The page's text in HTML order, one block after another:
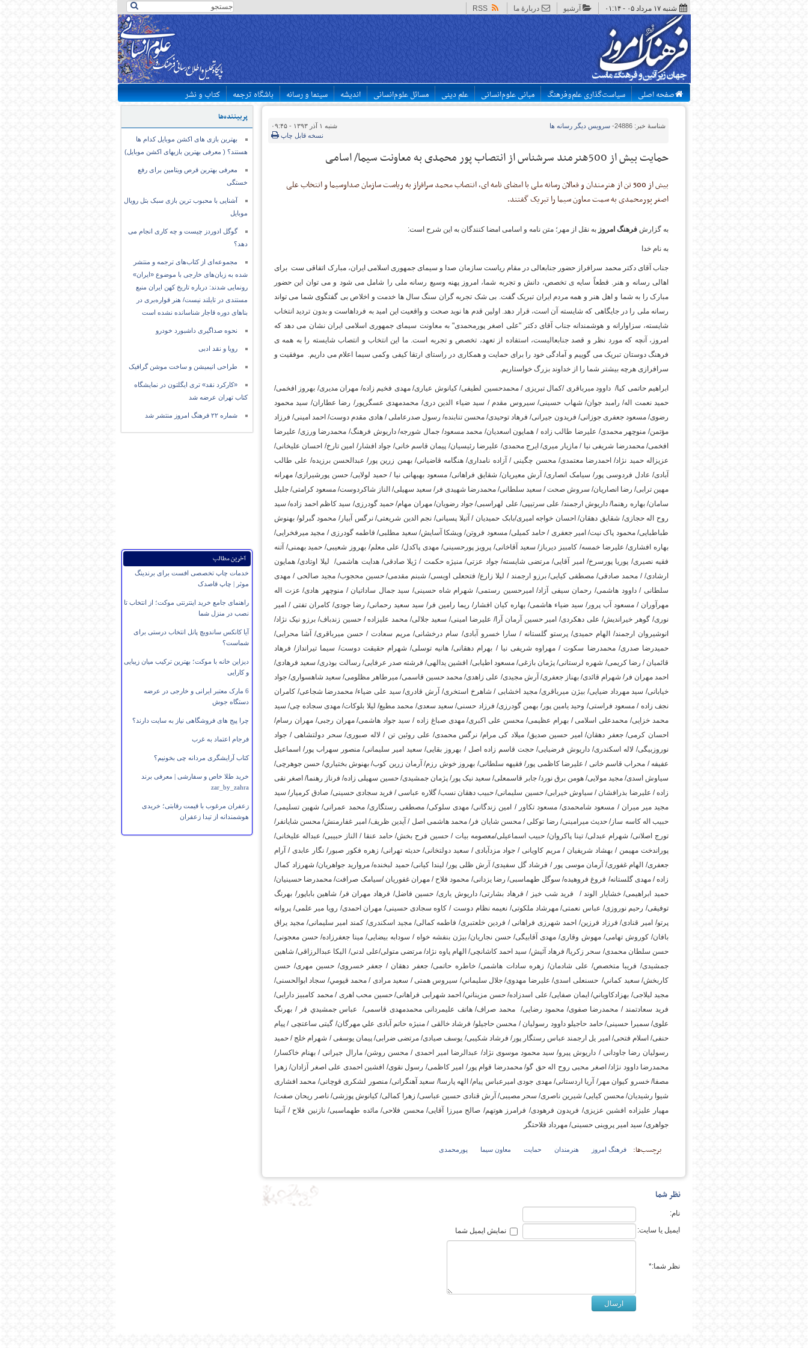
شنبه ۱۷ مرداد ۰۵ - ۰۱:۱۴ آرشیو دربارهٔ ما RSS
پایگاه اطلاع رسانی فرهنگ
امروز
صفحه اصلی سیاست‌گذاری علم‌وفرهنگ مبانی علوم‌انسانی علم دینی مسائل علوم‌انسانی اندیشه سینما و رسانه باشگاه ترجمه کتاب و نشر
پربیننده‌ها
بهترین بازی های اکشن موبایل کدام ها
هستند؟ ( معرفی بهترین بازیهای اکشن موبایل)
معرفی بهترین قرص ویتامین برای رفع
خستگی
آشنایی با محبوب ترین بازی سبک بتل رویال
موبایل
گوگل ادوردز چیست و چه کاری انجام می
دهد؟
مجموعه‌ای از کتاب‌های ترجمه و منتشر
شده به زبان‌های خارجی با موضوع «ایران»
رونمایی شدند: درباره تاریخ کهن ایران منبع
مستندی در تایلند نیست/ هنر قواره‌بری در
بناهای دوره قاجار شناسانده نشده است
نحوه صداگیری داشبورد خودرو
رویا و نقد ادبی
طراحی انیمیشن و ساخت موشن گرافیک
«کارکرد نقد» تری ایگلتون در نمایشگاه
کتاب تهران عرضه شد
شماره ۲۲ فرهنگ امروز منتشر شد
آخرین مطالب
خدمات چاپ تخصصی افست برای برندینگ
موثر | چاپ قاصدک
راهنمای جامع خرید اینترنتی موکت؛ از انتخاب تا
نصب در منزل شما
آیا کانکس ساندویچ پانل انتخاب درستی برای
شماست؟
دیزاین خانه با موکت؛ بهترین ترکیب میان زیبایی
و کارایی
6 مارک معتبر ایرانی و خارجی در عرضه
دستگاه جوش
چرا پیج های فروشگاهی نیاز به سایت دارند؟
فرجام اعتماد به غرب
کتاب آرایشگری مردانه چی بخونیم؟
خرید طلا خاص و سفارشی | معرفی برند
zar_by_zahra
زعفران مرغوب با قیمت رقابتی؛ خریدی
هوشمندانه از تیدا زعفران
شنبه ۱ آذر ۱۳۹۳ - ۰۹:۴۵ شناسهٔ خبر: 24886 - سرویس دیگر رسانه ها
نسخه قابل چاپ
حمایت بیش از 500هنرمند سرشناس از انتصاب پور محمدی به معاونت سیما/ اسامی
بیش از 500 تن از هنرمندان و فعالان رسانه ملی با امضای نامه ای، انتصاب محمد سرافراز به ریاست سازمان صداوسیما و انتخاب علی
اصغر پورمحمدی به سمت معاون سیما را تبریک گفتند.
به گزارش فرهنگ امروز به نقل از مهر؛ متن نامه و اسامی امضا کنندگان به این شرح است:
به نام خدا
جناب آقای دکتر محمد سرافراز حضور جنابعالی در مقام ریاست سازمان صدا و سیمای جمهوری اسلامی ایران، ‌مبارک اتفاقی ست برای
اهالی رسانه و هنر. قطعاً سایه ی تخصص، دانش و تجربه شما، ‌امروز پهنه وسیع رسانه ملی را شامل می شود و می توان این حضور
مبارک را به شما و اهل هنر و همه مردم ایران تبریک گفت. بی شک تجربه گران سنگ سال ها خدمت و اخلاص بی گفتگوی شما می تواند
رسانه ملی را در جایگاهی که شایسته آن است، قرار دهد. اولین قدم ها نوید صحت و واقعیت این امید به فرداهاست و بدون تردید انتخاب
شایسته، سزاوارانه و هوشمندانه جناب آقای دکتر "علی اصغر پورمحمدی" به معاونت سیمای جمهوری اسلامی ایران نشان می دهد که
امروز، آنچه که مورد نظر و قصد جنابعالیست، استفاده از تعهد، تخصص و تجربه است. ما این انتخاب و انتصاب شایسته را به همه ی
فرهنگ دوستان تبریک می گوییم و آمادگی خود را برای حمایت و همکاری در راستای ارتقا کیفی وکمی سیما اعلام می داریم. موفقیت و
سرافرازی هرچه بیشتر شما را از خداوند بزرگ خواستاریم.
ابراهیم حاتمی کیا/ داوود میرباقری /کمال تبریزی / محمدحسین لطیفی/ کیانوش عیاری/ مهدی فخیم زاده/ مهران مدیری/ بهروز افخمی/
حمید نعمت اله/ رامبد جوان/ شهاب حسینی/ سیروس مقدم / سید ضیاء الدین دری/ محمدمهدی عسگرپور/ رضا عطاران/ سید محمود
رضوی/ مسعود جعفری جوزانی/ فریدون جیرانی/ فرهاد توحیدی/ محسن تنابنده/ رسول صدرعاملی / هادی مقدم دوست/ احمد امینی/ فرزاد
مؤتمن/ منوچهر محمدی/ علیرضا طالب زاده / همایون اسعدیان/ محمد مسعود/ جمال شورجه/ داریوش فرهنگ/ محمدرضا ورزی/ علیرضا
افخمی/ محمدرضا شریفی نیا / مازیار میری/ ایرج محمدی/ علیرضا رئیسیان/ پیمان قاسم خانی/ جواد افشار/ امین تارخ/ احسان علیخانی/
عزیزاله حمید نژاد/ احمدرضا معتمدی/ محسن چگینی / آزاده نامداری/ هنگامه قاضیانی/ بهمن زرین پور/ عبدالحسن برزیده/ علی طالب
آبادی/ عادل فردوسی پور/ سیامک انصاری/ آرش معیریان/ شقایق فراهانی/ مسعود بهبهانی نیا / حمید لولایی/ حسن پورشیرازی/ مهرانه
مهین ترابی/ رضا انصاریان/ سروش صحت / سعید سلطانی/ محمدرضا شهیدی فر/ سعید سهیلی/ الناز شاکردوست/ مسعود کرامتی/ جلیل
سامان/ بهاره رهنما/ داریوش ارجمند/ علی سرتیپی/ علی لهراسبی/ جواد رضويان/ مهران مهام/ حمید گودرزی/ سید کاظم احمد زاده/ سید
روح اله حجازی/ شقایق دهقان/ احسان خواجه امیری/بابک حمیدیان / آتیلا پسیانی/ نجم الدین شریعتی/ نرگس آبیار/ محمود گبرلو/ بهنوش
طباطبایی/ محمود پاک نیت/ امیر جعفری / حامد کمیلی/ مسعود فروتن/ ویشکا آسایش/ سعید مطلبی/ فاطمه گودرزی / مجید میرفخرایی/
بهاره افشاری/ علیرضا خمسه/ کامبیز دیرباز/ سعید آقاخانی/ پرویز پورحسینی/ مهدی پاکدل/ علی معلم/ بهروز شعیبی/ حمید بهمنی/ آتنه
فقیه نصیری/ پوریا پورسرخ/ امیر آقایی/ مرتضی شایسته/ جواد عزتی/ منیژه حکمت / ژیلا صادقی/ هدایت هاشمی/ لیلا اوتادی/ همایون
ارشادی/ / محمد صادقی/ مصطفی کیایی/ برزو ارجمند / لیلا زارع/ فتحعلی اویسی/ شبنم مقدمی/ حسین محجوب/ مجید صالحی / مهدی
سلطانی / داوود هاشمی/ رحمان سیفی آزاد/ امیرحسین رستمی/ شهرام شاه حسینی/ سید جمال ساداتیان / منوچهر هادی/ عزت اله
مهرآوران / مسعود آب پرور/ سید ضیاء هاشمی/ بهاره کیان افشار/ ریما رامین فر/ سید سعید رحمانی/ رضا جودی/ کامران تفتی / امیر
نوری/ گوهر خیراندیش/ علی دهکردی/ امیر حسین آرمان آرا/ علیرضا امینی/ سعید جلالی/ محمد علیزاده / حسین زندباف/ برزو نیک نژاد/
انوشیروان ارجمند/ الهام حمیدی/ پرستو گلستانه / سارا خسرو آبادی/ سام درخشانی/ مریم سعادت / حسن میرباقری/ آشا محرابی/
حمیدرضا صدری/ محمدرضا سکوت / مهراوه شریفی نیا / بهرام دهقانی/ هانیه توسلی/ شهرام حقیقت دوست/ سیما تیرانداز/ فرهاد
قائمیان / رضا کریمی/ شهره لرستانی/ پژمان بازغی/ مسعود اطیابی/ افشین یدالهی/ فرشته صدر عرفایی/ رسالت بوذری/ سعید فرهادی/
احمد مهران فر/ شهرام قائدی/ بهناز جعفری/ آرش مجیدی/ علی زاهدی/ محمد حسین قاسمی/ میرطاهر مظلومی/ سعید شاهسواری/ جواد
خیابانی/ سید مهرداد ضیایی/ بیژن میرباقری/ مجید اخشابی / شاهرخ استخری/ آرش قادری/ سید علی ضیاء/ محمدرضا شجاعی/ کامران
نجف زاده / مسعود فراستی/ وحید یامین پور/ بهمن گودرزی/ فرزاد حسنی/ سعید سعدی/ محمد مطیع/ لیلا بلوکات/ مهدی سجاده چی/ سید
محمد خزایی/ محمدعلی اسلامی / بهرام عظیمی/ محسن علی اکبری/ مهدی صباغ زاده / سید جواد هاشمی/ مهران رجبی/ مهران رسام/
احسان کرمی/ جعفر دهقان/ امیر حسین صدیق/ میلاد کی مرام/ نرگس محمدی/ علی روئین تن / لاله صبوری/ سحر دولتشاهی / جواد
نوروزبیگی/ لاله اسکندری/ داریوش فرضیایی/ حجت قاسم زاده اصل / بهروز بقایی/ سعید امیر سلیمانی/ منصور سهراب پور/ اسماعیل
عفیفه / محراب قاسم خانی / علیرضا کاظمی پور/ فقیهه سلطانی/ بهروز خوش رزم/ آرمان زرین کوب/ بهنوش بختياري/ حسن جوهرچی/
سیاوش اسدی/ مجید مولایی/ هومن برق نورد/ جابر قاسمعلی/ سعید نیک پور/ پژمان جمشیدی/ حسین سهیلی زاده/ فرناز رهنما/ اصغر نقی
زاده / علیرضا بذرافشان / سیاوش خیرابی/ حسین سلیمانی/ حبیب دهقان نسب/ گلاره عباسی / فرید سجادی حسینی/ صادق کرمیار/ سید
مجید میر میران / مسعود شامحمدی/ مسعود تکاور / امین زندگانی/ مهدی سلوکی/ مصطفی رستگاری/ محمد عمرانی/ شهین تسلیمی/
حبیب اله کاسه ساز/ حدیث میرامینی/ رضا توکلی / محسن شایان فر/ محمد هاشمی اصل / آیدین ظریف/ امیر غفارمنش/ محسن شایانفر/
تورج اصلانی/ شهرام عبدلی/ تینا پاکروان/ حبیب اسماعیلی/معصومه بیات / حسین فرح بخش/ حامد عنقا / الناز حبیبی/ عبداله علیخانی/
پوراندخت مهیمن / بهشاد شریفیان / مریم کاویانی / جواد مزدآبادی / سعید دولتخانی/ حدیثه تهرانی/ زهره فکور صبور/ نگار عابدی / آرام
جعفری/ الهام غفوری/ آرمان موسی پور / فرشاد گل سفیدی/ آرش ظلی پور/ لیندا کیانی/ حمید لبخنده/ مروارید جواهریان/ شهرزاد کمال
زاده / مهدی گلستانه/ فروغ فروهیده/ سوگل طهماسبی/ رضا یزدانی/ محمود فلاح / مهران غفوریان /سیامک صرافت/ محمدرضا حسينيان/
حمید ابراهیمی/ خشایار الوند / فريد شب خيز / فرهاد بشارتی/ داریوش یاری/ حسین فاضل/ فرهاد مهران فر/ شاهین باباپور/ بهرنگ
توفیقی/ رحیم نوروزی/ عباس نعمتی/ مهرشاد ملکوتی/ نعیمه نظام دوست / کاوه سجادی حسینی/ مهران احمدی/ رویا میر علمی/ پروانه
پرتو/ امیر قنادی/ فرزاد فرزین/ احمد شهرزی فراهانی / فردین خلعتبری/ فاطمه کمالی/ مجید اسکندری/ کمند امیر سلیمانی/ مجید یراق
بافان/ کوروش تهامی/ مهوش وقاری/ مهدی آقابیگی/ حسن نجاریان/ بیژن بنفشه خواه / سودابه بیضایی/ مینا جعفرزاده/ حسن معجونی/
حسن سلطان محمدی/ سحر زکریا/ فرهاد آئیش/ سید احمد کاشانچی/ الهام پاوه نژاد/ مرتضی متولی/علی لدنی/ الیکا عبدالرزاقی/ شاهین
جمشیدی/ فریبا متخصص/ علی شادمان/ زهره سادات هاشمی/ خاطره حاتمی/ جعفر دهقان / جعفر خسروی/ حسین مهری/ حسن
کاربخش/ سعيد كماني/ حسنعلی اسدی/ علیرضا مهدوی/ جلال سليماني/ سیروس همتی / سعید مرادی / محمد قيومي/ سجاد ابوالحسنی/
مجید لیلاجی/ بهزادكاوياني/ ایمان صفایی/ علی اسدزاده/ حسن مزيناني/ احمد شهرابی فراهانی/ حسین محب اهری / محمد کامبیز دارابی/
فرید سعادتمند / محمدرضا صفوی/ محمود رضایی/ محمد صراف/ هاتف علیمردانی محمدمهدی قاسمی/ عباس جمشيدي فر / بهرنگ
علوی/ سمیرا حسینی/ حامد حاجیلو داوود رسولیان / محسن حاجيلو/ فرشاد خالقی / منیژه حاتم آبادی علي مهرگان/ گیتی ساعتچی / پیام
حنفی/ اسلام فتحی/ امیر یل ارجمند عباس رستگار پور/ فرشاد شکیبی/ یوسف صیادی/ مرتضی ضرابی/ پیمان یوسفی / شهرام خلج / حمید
رسولیان رضا جاودانی / داریوش پیرو/ سید محمود موسوی نژاد/ عبدالرضا امیر احمدی / محسن روشن/ مارال جیرانی / بهنام خاکسار/
محمدرضا داوود نژاد/ اصغر محبی روح اله حق گو/ محمدرضا قوام پور/ امیر کاظمی/ رسول نقوی/ افشین احمدی علی اصغر آزادان/ زهرا
مصفا/ خسرو کیوان مهر/ آریا اردستانی/ مهدی جودی امیرعباس پیام/ الهه پارسا/ سعید آهنگرانی/ منصور لشکری قوچانی/ محمد افشاری
شیوا رشیدیان/ محسن کیایی/ شیرین ناصری/ سحر مصیبی/ آرش قنادی حسین عباسی/ زهرا کمالی/ کیانوش پوزشی/ ناصر ریحان صفت/
مهیار علیزاده افشین عزیزی/ فریدون فرهودی/ فرامرز هوتهم/ صالح میرزا آقایی/ محسن فلاحی/ مائده طهماسبی/ نازنین فلاح / آنیتا
جواهری/ سید امیر پروینی حسینی/ مهرداد فلاحتگر
برچسب‌ها: فرهنگ امروز هنرمندان حمایت معاون سیما پورمحمدی
نظر شما
نام:
ایمیل یا سایت:
نمایش ایمیل شما
نظر شما:*